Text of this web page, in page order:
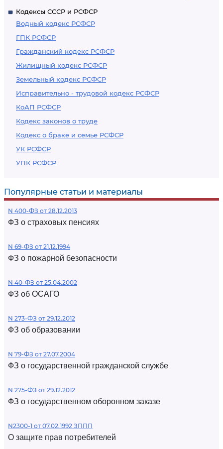
Кодексы СССР и РСФСР
Водный кодекс РСФСР
ГПК РСФСР
Гражданский кодекс РСФСР
Жилищный кодекс РСФСР
Земельный кодекс РСФСР
Исправительно - трудовой кодекс РСФСР
КоАП РСФСР
Кодекс законов о труде
Кодекс о браке и семье РСФСР
УК РСФСР
УПК РСФСР
Популярные статьи и материалы
N 400-ФЗ от 28.12.2013
ФЗ о страховых пенсиях
N 69-ФЗ от 21.12.1994
ФЗ о пожарной безопасности
N 40-ФЗ от 25.04.2002
ФЗ об ОСАГО
N 273-ФЗ от 29.12.2012
ФЗ об образовании
N 79-ФЗ от 27.07.2004
ФЗ о государственной гражданской службе
N 275-ФЗ от 29.12.2012
ФЗ о государственном оборонном заказе
N2300-1 от 07.02.1992 ЗППП
О защите прав потребителей